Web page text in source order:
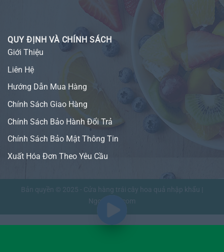
QUY ĐỊNH VÀ CHÍNH SÁCH
Giới Thiệu
Liên Hệ
Hướng Dẫn Mua Hàng
Chính Sách Giao Hàng
Chính Sách Bảo Hành Đổi Trả
Chính Sách Bảo Mật Thông Tin
Xuất Hóa Đơn Theo Yêu Cầu
Bản quyền © 2025 - Cửa hàng trái cây hoa quả nhập khẩu |
NgonFruit.com